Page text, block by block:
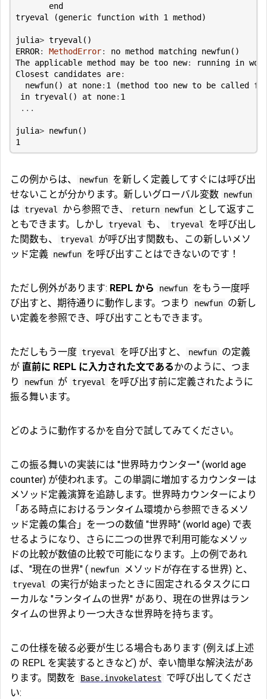
end
tryeval
(generic function with 1 method)
julia> tryeval ()
ERROR: MethodError: no method matching newfun()
The applicable method may be too new: running in
Closest
candidates are:
newfun() at none: 1 (method too new to be called
in tryeval () at none: 1
...
julia> newfun()
1
この例からは、 newfun を新しく定義してすぐには呼び出
せないことが分かります。新しいグローバル変数 newfun
は tryeval から参照でき、 return newfun
として返すこ
ともできます。しかし tryeval も、 tryeval
を呼び出し
た関数も、
tryeval
が呼び出す関数も、この新しいメソ
ッド定義 newfun を呼び出すことはできないのです！
ただし例外があります: REPL から newfun をもう一度呼
び出すと、期待通りに動作します。つまり
newfun の新し
い定義を参照でき、呼び出すこともできます。
ただしもう一度 tryeval を呼び出すと、 newfun の定義
が 直前に REPL に入力された文であるかのように、つま
り
newfun が tryeval
を呼び出す前に定義されたように
振る舞います。
どのように動作するかを自分で試してみてください。
この振る舞いの実装には "世界時カウンター" (world age
counter) が使われます。この単調に増加するカウンターは
メソッド定義演算を追跡します。世界時カウンターにより
「ある時点におけるランタイム環境から参照できるメソ
ッド定義の集合」を一つの数値 "世界時" (world age) で表
せるようになり、さらに二つの世界で利用可能なメソッ
ドの比較が数値の比較で可能になります。上の例であれ
ば、"現在の世界" ( newfun メソッドが存在する世界) と、
tryeval
の実行が始まったときに固定されるタスクにロ
ーカルな "ランタイムの世界" があり、現在の世界はラン
タイムの世界より一つ大きな世界時を持ちます。
この仕様を破る必要が生じる場合もあります (例えば上述
の REPL を実装するときなど) が、幸い簡単な解決法があ
ります。関数を
Base.invokelatest
で呼び出してくださ
い: